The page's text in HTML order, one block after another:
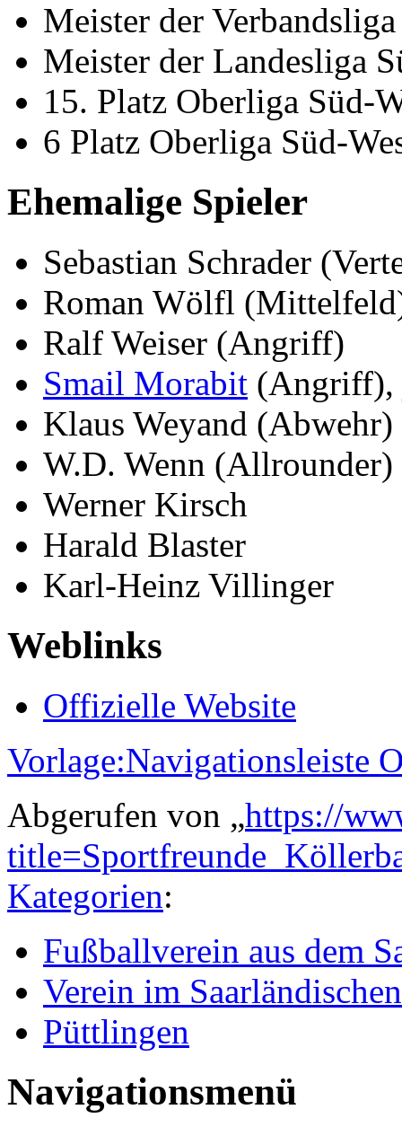
Meister der
Meister der Landesliga
15. Platz Oberliga Süd-
6 Platz Oberliga Süd-
Ehemalige Spieler
Sebastian Schrader
Roman Wölfl
Ralf Weiser (Angriff)
Smail Morabit (Angriff),
Klaus Weyand (Abwehr)
W.D. Wenn (Allrounder)
Werner Kirsch
Harald Blaster
Karl-Heinz Villinger
Weblinks
Offizielle Website
Vorlage:Navigationsleiste
Abgerufen von „https://
Kategorien:
Fußballverein aus dem
Verein im
Püttlingen
Navigationsmenü